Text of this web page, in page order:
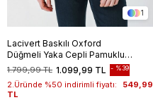
1
Lacivert Baskılı Oxford
Düğmeli Yaka Cepli Pamuklu
Casual Slim Fit Dar Kesim
Tişört 1011240177
1.099,99 TL
1.799,99 TL %39
2.Üründe %50 indirimli fiyatı:
549,99
TL